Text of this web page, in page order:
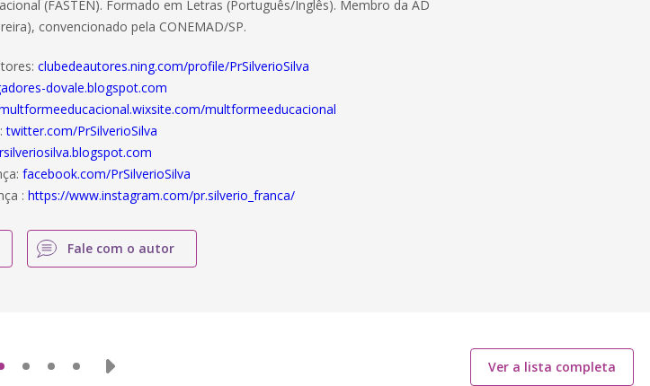
(FASTEN). Formado em Letras (Português/Inglês). Membro da AD
convencionado pela CONEMAD/SP.
clubedeautores.ning.com/profile/PrSilverioSilva
dovale.blogspot.com
multformeeducacional
twitter.com/PrSilverioSilva
facebook.com/PrSilverioSilva
:https://www.instagram.com/pr.silverio_franca/
Fale com o autor
Ver a lista completa